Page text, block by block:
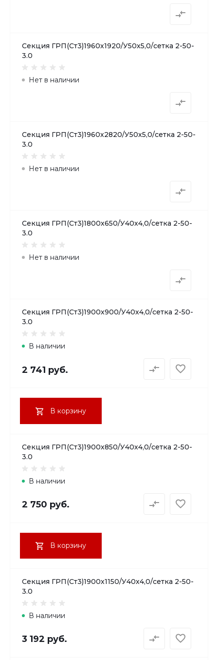
Секция ГРП(Ст3)1960х1920/У50х5,0/сетка 2-50-
3.0
Нет в наличии
Секция ГРП(Ст3)1960х2820/У50х5,0/сетка 2-50-
3.0
Нет в наличии
Секция ГРП(Ст3)1800х650/У40х4,0/сетка 2-50-
3.0
Нет в наличии
Секция ГРП(Ст3)1900х900/У40х4,0/сетка 2-50-
3.0
В наличии
2 741 руб.
В корзину
Секция ГРП(Ст3)1900х850/У40х4,0/сетка 2-50-
3.0
В наличии
2 750 руб.
В корзину
Секция ГРП(Ст3)1900х1150/У40х4,0/сетка 2-50-
3.0
В наличии
3 192 руб.